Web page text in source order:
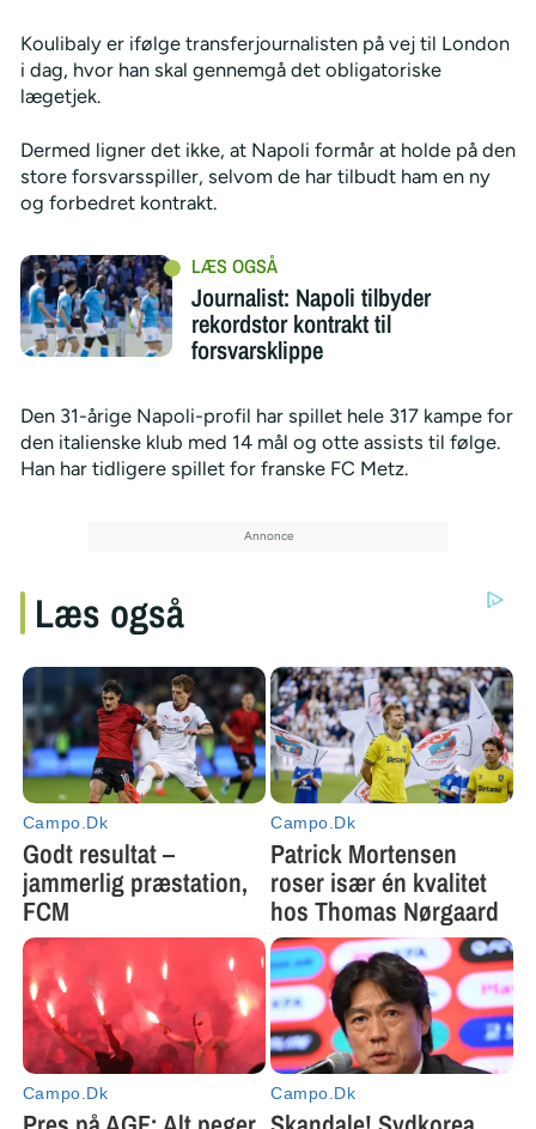
Koulibaly er ifølge transferjournalisten på vej til London
i dag, hvor han skal gennemgå det obligatoriske
lægetjek.
Dermed ligner det ikke, at Napoli formår at holde på den
store forsvarsspiller, selvom de har tilbudt ham en ny
og forbedret kontrakt.
Journalist: Napoli tilbyder
rekordstor kontrakt til
forsvarsklippe
Den 31-årige Napoli-profil har spillet hele 317 kampe for
den italienske klub med 14 mål og otte assists til følge.
Han har tidligere spillet for franske FC Metz.